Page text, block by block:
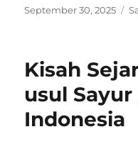
Posted
September 30, 2025
Kisah
usul
Indonesia